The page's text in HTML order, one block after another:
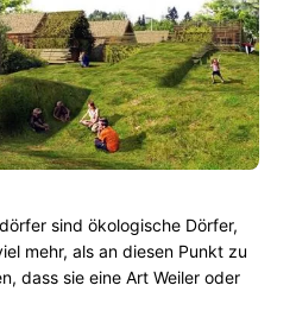
sind ökologische Dörfer,
mehr, als an diesen Punkt zu
dass sie eine Art Weiler oder